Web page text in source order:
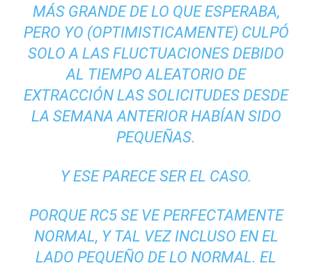
MÁS GRANDE DE LO QUE ESPERABA,
PERO YO (OPTIMISTICAMENTE) CULPÓ
SOLO A LAS FLUCTUACIONES DEBIDO
AL TIEMPO ALEATORIO DE
EXTRACCIÓN LAS SOLICITUDES DESDE
LA SEMANA ANTERIOR HABÍAN SIDO
PEQUEÑAS.
Y ESE PARECE SER EL CASO.
PORQUE RC5 SE VE PERFECTAMENTE
NORMAL, Y TAL VEZ INCLUSO EN EL
LADO PEQUEÑO DE LO NORMAL. EL